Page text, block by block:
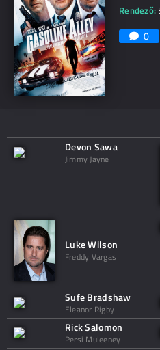
Rendező:
0
Devon Sawa
Jimmy Jayne
Luke Wilson
Freddy Vargas
Sufe Bradshaw
Eleanor Rigby
Rick Salomon
Persi Muleeney